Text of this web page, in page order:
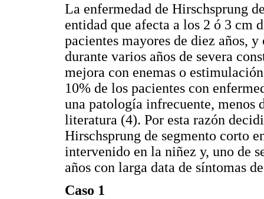
La enfermedad de Hirschsprung
entidad que afecta a los 2 ó 3 cm
pacientes mayores de diez años,
durante varios años de severa
mejora con enemas o
10% de los pacientes con
una patología infrecuente, menos
literatura (4). Por esta razón
Hirschsprung de segmento corto
intervenido en la niñez y, uno de
años con larga data de síntomas
Caso 1